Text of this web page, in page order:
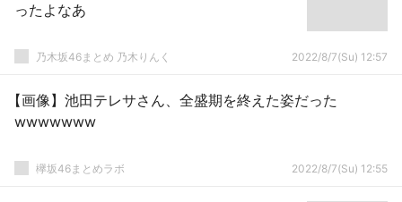
ったよなあ
乃木坂46まとめ 乃木りんく 2022/8/7(Su) 12:57
【画像】池田テレサさん、全盛期を終えた姿だった
wwwwwww
欅坂46まとめラボ 2022/8/7(Su) 12:55